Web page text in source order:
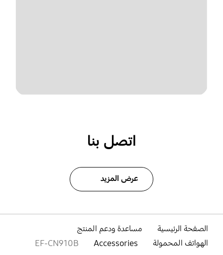
اتصل بنا
عرض المزيد
الصفحة الرئيسية
مساعدة ودعم المنتج
الهواتف المحمولة
Accessories
EF-CN910B